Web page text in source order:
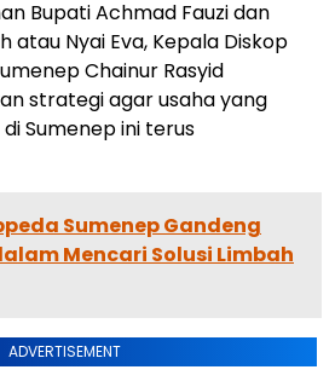
Bupati Achmad Fauzi dan
atau Nyai Eva, Kepala Diskop
Chainur Rasyid
strategi agar usaha yang
Sumenep ini terus
Sumenep Gandeng
Mencari Solusi Limbah
ADVERTISEMENT